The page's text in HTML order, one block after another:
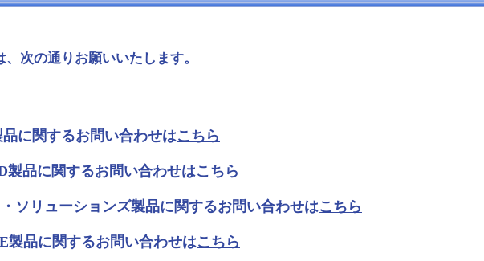
次の通りお願いいたします。
品に関するお問い合わせはこちら
製品に関するお問い合わせはこちら
ソリューションズ製品に関するお問い合わせはこちら
製品に関するお問い合わせはこちら